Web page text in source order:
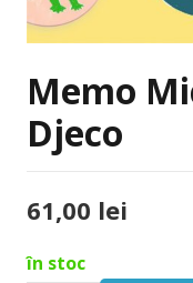
Memo
Djeco
61,00 lei
în stoc